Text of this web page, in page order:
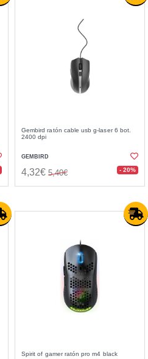
Gembird ratón cable usb g-laser 6 bot.
2400 dpi
GEMBIRD
4,32€ 5,40€ - 20%
Spirit of gamer ratón pro m4 black